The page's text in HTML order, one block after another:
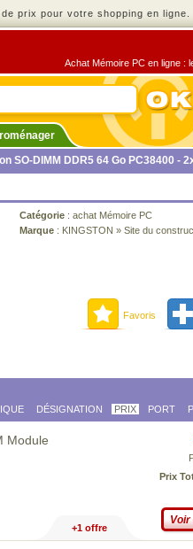
prix pour votre shopping en ligne.
Achat Mémoire PC en ligne :
SO-DIMM DDR5 64 Go PC38400 -
Catégorie : achat Mémoire PC
Marque : KINGSTON » Site du
Favoris
DÉSIGNATION PRIX PORT
Module
Prix
Voir
+1 offre